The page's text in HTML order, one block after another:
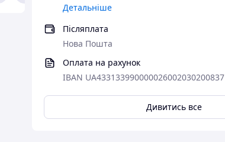
Детальніше
Післяплата
Нова Пошта
Оплата на рахунок
IBAN UA433133990000026002030200837
Дивитись все